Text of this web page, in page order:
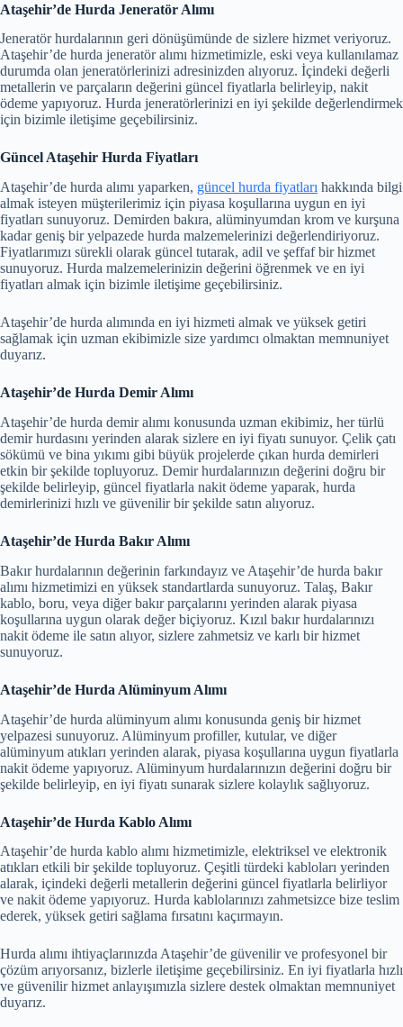
Ataşehir’de Hurda Jeneratör Alımı
Jeneratör hurdalarının geri dönüşümünde de sizlere hizmet veriyoruz.
Ataşehir’de hurda jeneratör alımı hizmetimizle, eski veya kullanılamaz
durumda olan jeneratörlerinizi adresinizden alıyoruz. İçindeki değerli
metallerin ve parçaların değerini güncel fiyatlarla belirleyip, nakit
ödeme yapıyoruz. Hurda jeneratörlerinizi en iyi şekilde değerlendirmek
için bizimle iletişime geçebilirsiniz.
Güncel Ataşehir Hurda Fiyatları
Ataşehir’de hurda alımı yaparken, güncel hurda fiyatları hakkında bilgi
almak isteyen müşterilerimiz için piyasa koşullarına uygun en iyi
fiyatları sunuyoruz. Demirden bakıra, alüminyumdan krom ve kurşuna
kadar geniş bir yelpazede hurda malzemelerinizi değerlendiriyoruz.
Fiyatlarımızı sürekli olarak güncel tutarak, adil ve şeffaf bir hizmet
sunuyoruz. Hurda malzemelerinizin değerini öğrenmek ve en iyi
fiyatları almak için bizimle iletişime geçebilirsiniz.
Ataşehir’de hurda alımında en iyi hizmeti almak ve yüksek getiri
sağlamak için uzman ekibimizle size yardımcı olmaktan memnuniyet
duyarız.
Ataşehir’de Hurda Demir Alımı
Ataşehir’de hurda demir alımı konusunda uzman ekibimiz, her türlü
demir hurdasını yerinden alarak sizlere en iyi fiyatı sunuyor. Çelik çatı
sökümü ve bina yıkımı gibi büyük projelerde çıkan hurda demirleri
etkin bir şekilde topluyoruz. Demir hurdalarınızın değerini doğru bir
şekilde belirleyip, güncel fiyatlarla nakit ödeme yaparak, hurda
demirlerinizi hızlı ve güvenilir bir şekilde satın alıyoruz.
Ataşehir’de Hurda Bakır Alımı
Bakır hurdalarının değerinin farkındayız ve Ataşehir’de hurda bakır
alımı hizmetimizi en yüksek standartlarda sunuyoruz. Talaş, Bakır
kablo, boru, veya diğer bakır parçalarını yerinden alarak piyasa
koşullarına uygun olarak değer biçiyoruz. Kızıl bakır hurdalarınızı
nakit ödeme ile satın alıyor, sizlere zahmetsiz ve karlı bir hizmet
sunuyoruz.
Ataşehir’de Hurda Alüminyum Alımı
Ataşehir’de hurda alüminyum alımı konusunda geniş bir hizmet
yelpazesi sunuyoruz. Alüminyum profiller, kutular, ve diğer
alüminyum atıkları yerinden alarak, piyasa koşullarına uygun fiyatlarla
nakit ödeme yapıyoruz. Alüminyum hurdalarınızın değerini doğru bir
şekilde belirleyip, en iyi fiyatı sunarak sizlere kolaylık sağlıyoruz.
Ataşehir’de Hurda Kablo Alımı
Ataşehir’de hurda kablo alımı hizmetimizle, elektriksel ve elektronik
atıkları etkili bir şekilde topluyoruz. Çeşitli türdeki kabloları yerinden
alarak, içindeki değerli metallerin değerini güncel fiyatlarla belirliyor
ve nakit ödeme yapıyoruz. Hurda kablolarınızı zahmetsizce bize teslim
ederek, yüksek getiri sağlama fırsatını kaçırmayın.
Hurda alımı ihtiyaçlarınızda Ataşehir’de güvenilir ve profesyonel bir
çözüm arıyorsanız, bizlerle iletişime geçebilirsiniz. En iyi fiyatlarla hızlı
ve güvenilir hizmet anlayışımızla sizlere destek olmaktan memnuniyet
duyarız.